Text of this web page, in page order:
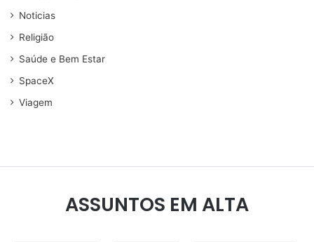
Noticias
Religião
Saúde e Bem Estar
SpaceX
Viagem
ASSUNTOS EM ALTA